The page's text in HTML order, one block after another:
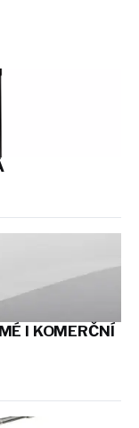
I KOMERČNÍ